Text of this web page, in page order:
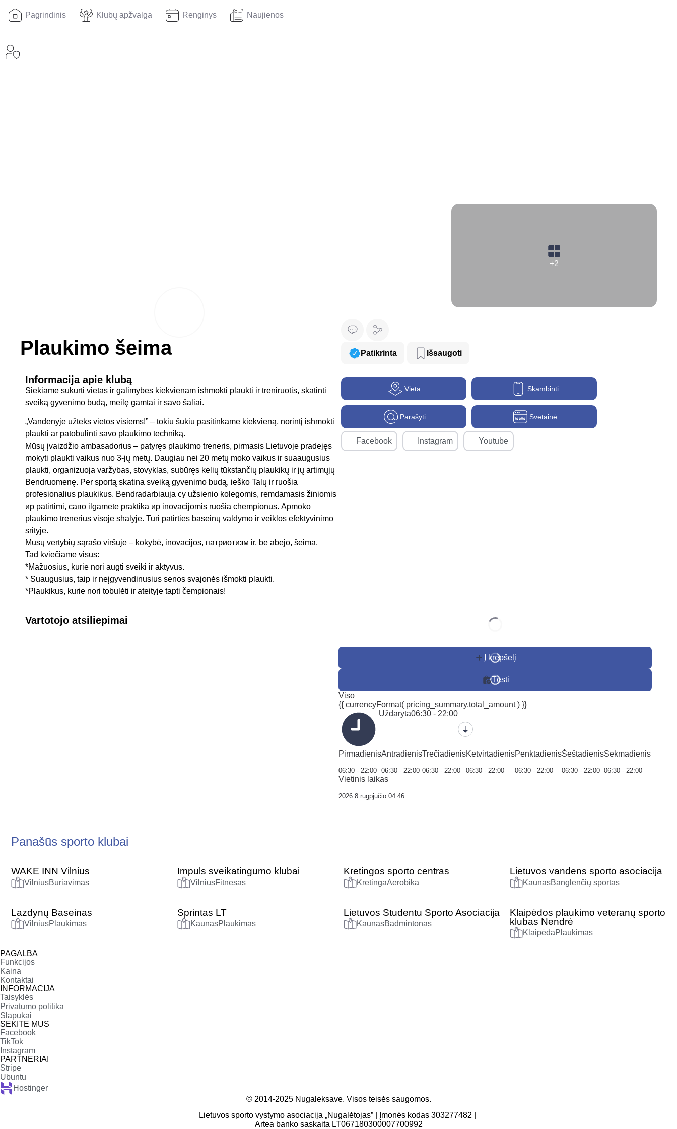
Pagrindinis Klubų apžvalga Renginys Naujienos
+2
Plaukimo šeima Patikrinta Išsaugoti
Informacija apie klubą
Siekiame sukurti vietas ir galimybes kiekvienam ishmokti plaukti ir treniruotis, skatinti
sveiką gyvenimo budą, meilę gamtai ir savo šaliai.
„Vandenyje užteks vietos visiems!” – tokiu šūkiu pasitinkame kiekvieną, norintį ishmokti
plaukti ar patobulinti savo plaukimo techniką.
Mūsų įvaizdžio ambasadorius – patyręs plaukimo treneris, pirmasis Lietuvoje pradejęs
mokyti plaukti vaikus nuo 3-jų metų. Daugiau nei 20 metų moko vaikus ir suaaugusius
plaukti, organizuoja varžybas, stovyklas, subūręs kelių tūkstančių plaukikų ir jų artimųjų
Bendruomenę. Per sportą skatina sveiką gyvenimo budą, ieško Talų ir ruošia
profesionalius plaukikus. Bendradarbiauja су užsienio kolegomis, remdamasis žiniomis
ир patirtimi, саво ilgamete praktika ир inovacijomis ruošia chempionus. Apmoko
plaukimo trenerius visoje shalyje. Turi patirties baseinų valdymo ir veiklos efektyvinimo
srityje.
Mūsų vertybių sąrašo viršuje – kokybė, inovacijos, патриотизм ir, be abejo, šeima.
Tad kviečiame visus:
*Mažuosius, kurie nori augti sveiki ir aktyvūs.
* Suaugusius, taip ir neįgyvendinusius senos svajonės išmokti plaukti.
*Plaukikus, kurie nori tobulėti ir ateityje tapti čempionais!
Vartotojo atsiliepimai
Vieta Skambinti
Parašyti Svetainė
Facebook Instagram Youtube
Į krepšelį
Tęsti
Viso
{{ currencyFormat( pricing_summary.total_amount ) }}
Uždaryta06:30 - 22:00
Pirmadienis
06:30 - 22:00
Antradienis
06:30 - 22:00
Trečiadienis
06:30 - 22:00
Ketvirtadienis
06:30 - 22:00
Penktadienis
06:30 - 22:00
Šeštadienis
06:30 - 22:00
Sekmadienis
06:30 - 22:00
Vietinis laikas
2026 8 rugpjūčio 04:46
Panašūs sporto klubai
WAKE INN Vilnius
VilniusBuriavimas
Impuls sveikatingumo klubai
VilniusFitnesas
Kretingos sporto centras
KretingaAerobika
Lietuvos vandens sporto asociacija
KaunasBanglenčių sportas
Lazdynų Baseinas
VilniusPlaukimas
Sprintas LT
KaunasPlaukimas
Lietuvos Studentu Sporto Asociacija
KaunasBadmintonas
Klaipėdos plaukimo veteranų sporto
klubas Nendrė
KlaipėdaPlaukimas
PAGALBA
Funkcijos
Kaina
Kontaktai
INFORMACIJA
Taisyklės
Privatumo politika
Slapukai
SEKITE MUS
Facebook
TikTok
Instagram
PARTNERIAI
Stripe
Ubuntu
Hostinger
© 2014-2025 Nugaleksave. Visos teisės saugomos.
Lietuvos sporto vystymo asociacija „Nugalėtojas” | Įmonės kodas 303277482 |
Artea banko saskaita LT067180300007700992